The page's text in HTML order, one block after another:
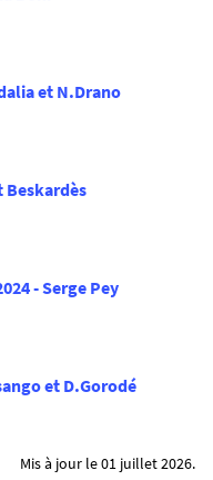
et N.Drano
Beskardès
- Serge Pey
et D.Gorodé
Mis à jour le 01 juillet 2026.